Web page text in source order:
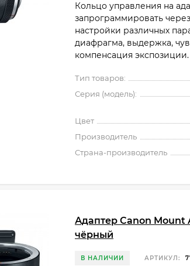
Кольцо управления на
запрограммировать
настройки различных
диафрагма, выдержка,
компенсация экспозиции.
Тип товаров:
Серия (модель):
Цвет
Производитель
Страна-производитель
Адаптер Canon Mount
чёрный
В НАЛИЧИИ АРТИКУЛ: